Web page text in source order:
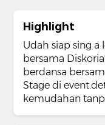
Highlight
Udah siap sing a
bersama
berdansa
Stage di
kemudahan